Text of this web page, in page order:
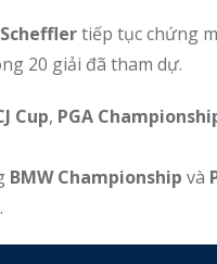
tiếp tục chứng
20 giải đã tham dự.
Cup, PGA
BMW Championship và